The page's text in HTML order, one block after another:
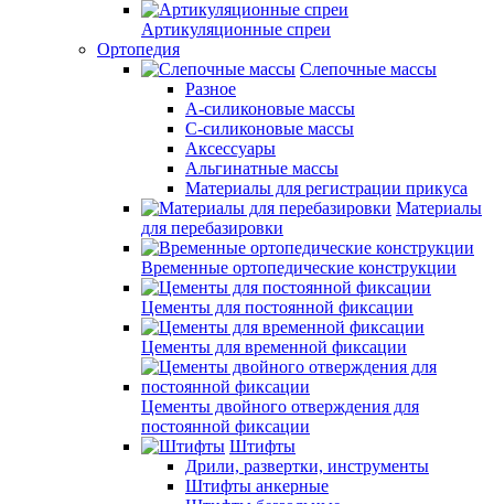
Артикуляционные спреи
Ортопедия
Слепочные массы
Разное
А-силиконовые массы
С-силиконовые массы
Аксессуары
Альгинатные массы
Материалы для регистрации прикуса
Материалы
для перебазировки
Временные ортопедические конструкции
Цементы для постоянной фиксации
Цементы для временной фиксации
Цементы двойного отверждения для
постоянной фиксации
Штифты
Дрили, развертки, инструменты
Штифты анкерные